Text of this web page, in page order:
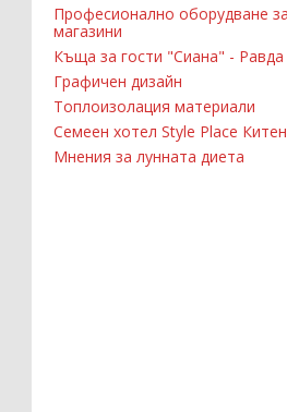
Професионално оборудване
магазини
Къща за гости "Сиана" - Равда
Графичен дизайн
Топлоизолация материали
Семеен хотел Style Place Китен
Мнения за лунната диета